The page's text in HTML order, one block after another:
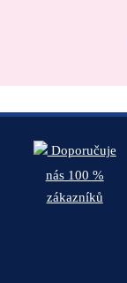
Doporučuje
nás 100 %
zákazníků